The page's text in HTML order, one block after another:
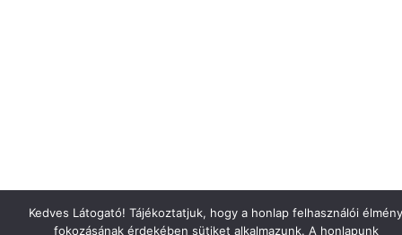
Kedves Látogató! Tájékoztatjuk, hogy a honlap felhasználói élmény
fokozásának érdekében sütiket alkalmazunk. A honlapunk